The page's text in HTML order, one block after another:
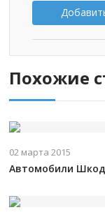
Похожие
02 марта 2015
Автомобили